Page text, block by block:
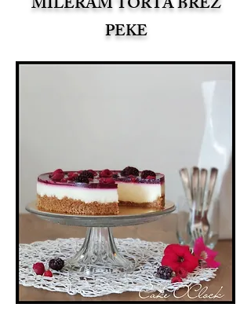
PEKE